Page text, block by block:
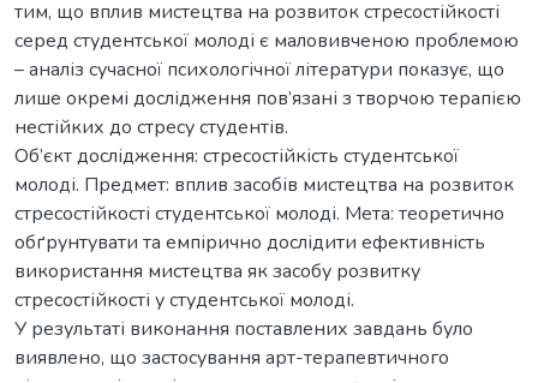
тим, що вплив мистецтва на розвиток стресостійкості
серед студентської молоді є маловивченою проблемою
– аналіз сучасної психологічної літератури показує, що
лише окремі дослідження пов’язані з творчою терапією
нестійких до стресу студентів.
Об’єкт дослідження: стресостійкість студентської
молоді. Предмет: вплив засобів мистецтва на розвиток
стресостійкості студентської молоді. Мета: теоретично
обґрунтувати та емпірично дослідити ефективність
використання мистецтва як засобу розвитку
стресостійкості у студентської молоді.
У результаті виконання поставлених завдань було
виявлено, що застосування арт-терапевтичного